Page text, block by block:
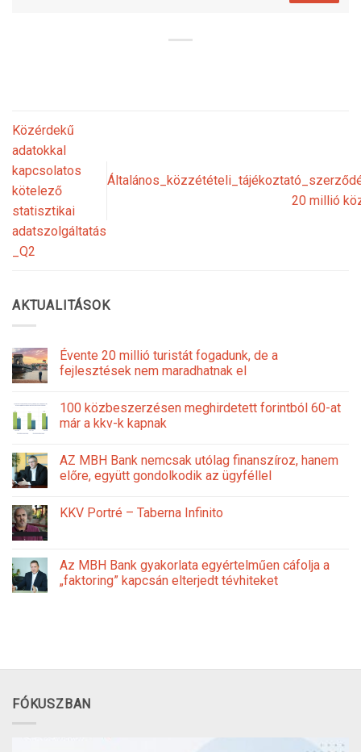
Közérdekű
adatokkal
kapcsolatos
kötelező
statisztikai
adatszolgáltatás
_Q2
20 millió
AKTUALITÁSOK
Évente 20 millió turistát fogadunk, de a
fejlesztések nem maradhatnak el
100 közbeszerzésen meghirdetett forintból 60-at
már a kkv-k kapnak
AZ MBH Bank nemcsak utólag finanszíroz, hanem
előre, együtt gondolkodik az ügyféllel
KKV Portré – Taberna Infinito
Az MBH Bank gyakorlata egyértelműen cáfolja a
„faktoring” kapcsán elterjedt tévhiteket
FÓKUSZBAN